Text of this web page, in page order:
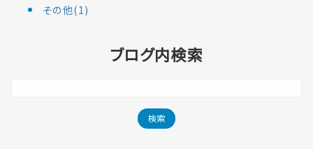
その他(1)
ブログ内検索